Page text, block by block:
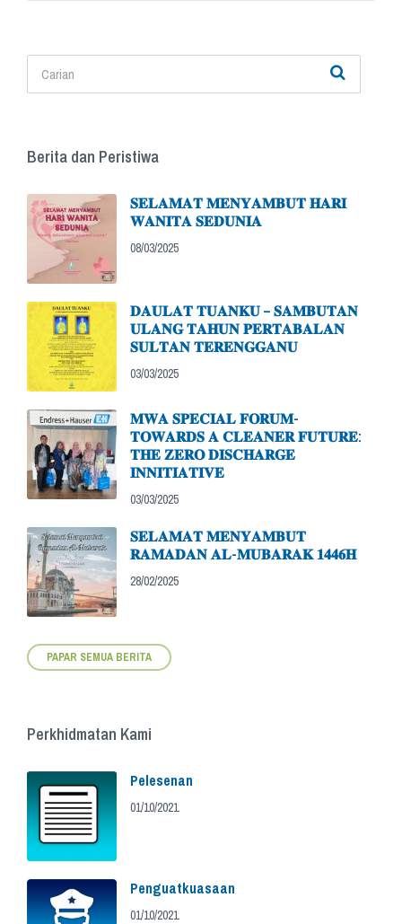
Berita dan Peristiwa
𝐒𝐄𝐋𝐀𝐌𝐀𝐓 𝐌𝐄𝐍𝐘𝐀𝐌𝐁𝐔𝐓 𝐇𝐀𝐑𝐈
𝐖𝐀𝐍𝐈𝐓𝐀 𝐒𝐄𝐃𝐔𝐍𝐈𝐀
08/03/2025
𝐃𝐀𝐔𝐋𝐀𝐓 𝐓𝐔𝐀𝐍𝐊𝐔 – 𝐒𝐀𝐌𝐁𝐔𝐓𝐀𝐍
𝐔𝐋𝐀𝐍𝐆 𝐓𝐀𝐇𝐔𝐍 𝐏𝐄𝐑𝐓𝐀𝐁𝐀𝐋𝐀𝐍
𝐒𝐔𝐋𝐓𝐀𝐍 𝐓𝐄𝐑𝐄𝐍𝐆𝐆𝐀𝐍𝐔
03/03/2025
𝐌𝐖𝐀 𝐒𝐏𝐄𝐂𝐈𝐀𝐋 𝐅𝐎𝐑𝐔𝐌-
𝐓𝐎𝐖𝐀𝐑𝐃𝐒 𝐀 𝐂𝐋𝐄𝐀𝐍𝐄𝐑 𝐅𝐔𝐓𝐔𝐑𝐄:
𝐓𝐇𝐄 𝐙𝐄𝐑𝐎 𝐃𝐈𝐒𝐂𝐇𝐀𝐑𝐆𝐄
𝐈𝐍𝐍𝐈𝐓𝐈𝐀𝐓𝐈𝐕𝐄
03/03/2025
𝐒𝐄𝐋𝐀𝐌𝐀𝐓 𝐌𝐄𝐍𝐘𝐀𝐌𝐁𝐔𝐓
𝐑𝐀𝐌𝐀𝐃𝐀𝐍 𝐀𝐋-𝐌𝐔𝐁𝐀𝐑𝐀𝐊 𝟏𝟒𝟒𝟔𝐇
28/02/2025
PAPAR SEMUA BERITA
Perkhidmatan Kami
Pelesenan
01/10/2021
Penguatkuasaan
01/10/2021